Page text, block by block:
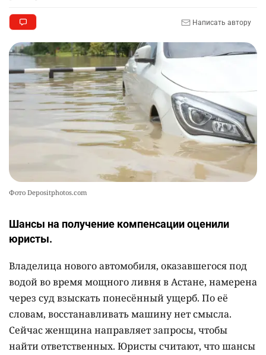
10
амнистии
2404 3 20
Написать автору
Фото Depositphotos.com
Шансы на получение компенсации оценили
юристы.
Владелица нового автомобиля, оказавшегося под
водой во время мощного ливня в Астане, намерена
через суд взыскать понесённый ущерб. По её
словам, восстанавливать машину нет смысла.
Сейчас женщина направляет запросы, чтобы
найти ответственных. Юристы считают, что шансы